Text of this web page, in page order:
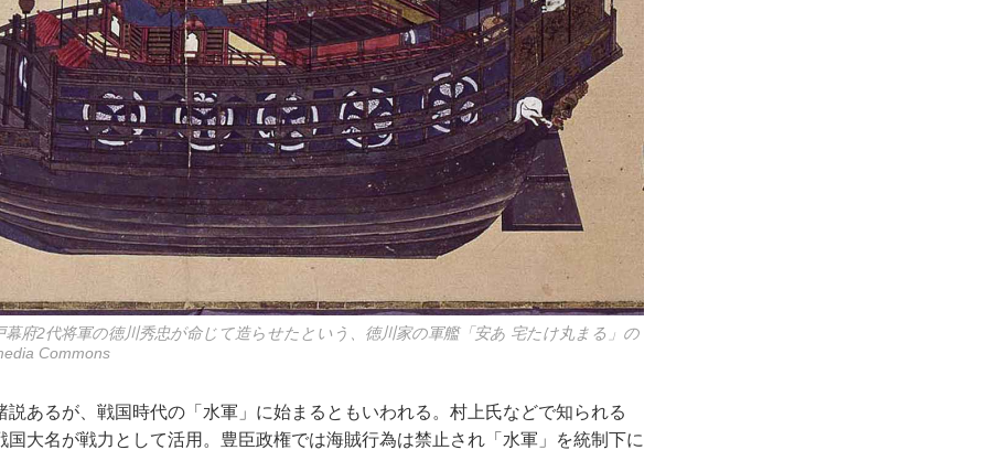
幕府2代将軍の徳川秀忠が命じて造らせたという、徳川家の軍艦「安あ 宅たけ丸まる」の
Commons
あるが、戦国時代の「水軍」に始まるともいわれる。村上氏などで知られる
国大名が戦力として活用。豊臣政権では海賊行為は禁止され「水軍」を統制下に